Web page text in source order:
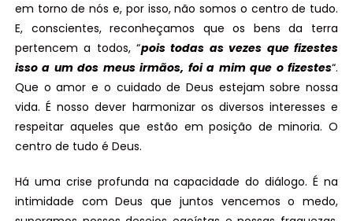
em torno de nós e, por isso, não somos o centro de tudo.
E, conscientes, reconheçamos que os bens da terra
pertencem a todos, “pois todas as vezes que fizestes
isso a um dos meus irmãos, foi a mim que o fizestes“.
Que o amor e o cuidado de Deus estejam sobre nossa
vida. É nosso dever harmonizar os diversos interesses e
respeitar aqueles que estão em posição de minoria. O
centro de tudo é Deus.
Há uma crise profunda na capacidade do diálogo. É na
intimidade com Deus que juntos vencemos o medo,